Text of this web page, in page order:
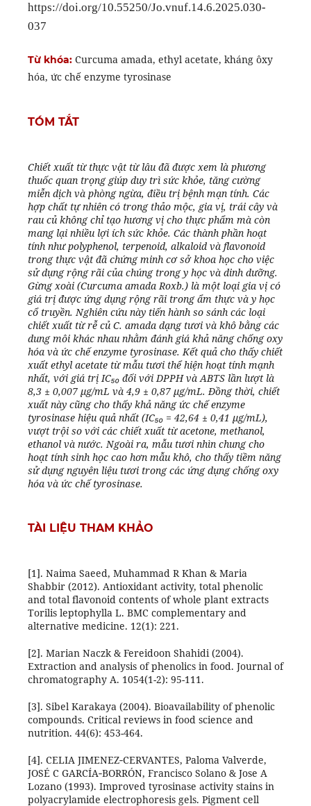
https://doi.org/10.55250/Jo.vnuf.14.6.2025.030-
037
Từ khóa: Curcuma amada, ethyl acetate, kháng ôxy
hóa, ức chế enzyme tyrosinase
TÓM TẮT
Chiết xuất từ thực vật từ lâu đã được xem là phương
thuốc quan trọng giúp duy trì sức khỏe, tăng cường
miễn dịch và phòng ngừa, điều trị bệnh mạn tính. Các
hợp chất tự nhiên có trong thảo mộc, gia vị, trái cây và
rau củ không chỉ tạo hương vị cho thực phẩm mà còn
mang lại nhiều lợi ích sức khỏe. Các thành phần hoạt
tính như polyphenol, terpenoid, alkaloid và flavonoid
trong thực vật đã chứng minh cơ sở khoa học cho việc
sử dụng rộng rãi của chúng trong y học và dinh dưỡng.
Gừng xoài (Curcuma amadaRoxb.) là một loại gia vị có
giá trị được ứng dụng rộng rãi trong ẩm thực và y học
cổ truyền. Nghiên cứu này tiến hành so sánh các loại
chiết xuất từ rễ củ C. amadadạng tươi và khô bằng các
dung môi khác nhau nhằm đánh giá khả năng chống oxy
hóa và ức chế enzyme tyrosinase. Kết quả cho thấy chiết
xuất ethyl acetate từ mẫu tươi thể hiện hoạt tính mạnh
nhất, với giá trị IC₅₀ đối với DPPH và ABTS lần lượt là
8,3 ± 0,007 µg/mL và 4,9 ± 0,87 µg/mL. Đồng thời, chiết
xuất này cũng cho thấy khả năng ức chế enzyme
tyrosinase hiệu quả nhất (IC₅₀ = 42,64 ± 0,41 µg/mL),
vượt trội so với các chiết xuất từ acetone, methanol,
ethanol và nước. Ngoài ra, mẫu tươi nhìn chung cho
hoạt tính sinh học cao hơn mẫu khô, cho thấy tiềm năng
sử dụng nguyên liệu tươi trong các ứng dụng chống oxy
hóa và ức chế tyrosinase.
TÀI LIỆU THAM KHẢO
[1]. Naima Saeed, Muhammad R Khan & Maria
Shabbir (2012). Antioxidant activity, total phenolic
and total flavonoid contents of whole plant extracts
Torilis leptophylla L. BMC complementary and
alternative medicine. 12(1): 221.
[2]. Marian Naczk & Fereidoon Shahidi (2004).
Extraction and analysis of phenolics in food. Journal of
chromatography A. 1054(1-2): 95-111.
[3]. Sibel Karakaya (2004). Bioavailability of phenolic
compounds. Critical reviews in food science and
nutrition. 44(6): 453-464.
[4]. CELIA JIMENEZ‐CERVANTES, Paloma Valverde,
JOSÉ C GARCÍA‐BORRÓN, Francisco Solano & Jose A
Lozano (1993). Improved tyrosinase activity stains in
polyacrylamide electrophoresis gels. Pigment cell